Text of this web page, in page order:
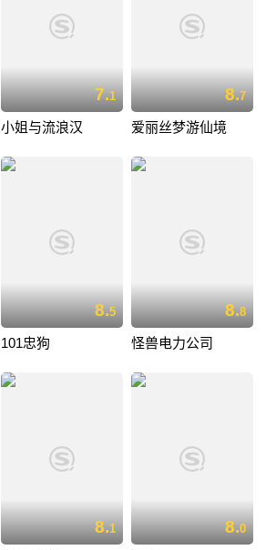
7.1
小姐与流浪汉
8.7
爱丽丝梦游仙境
8.5
101忠狗
8.8
怪兽电力公司
8.1 8.0